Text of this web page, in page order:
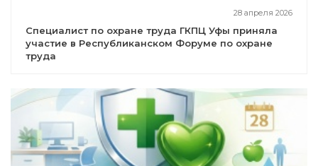
28 апреля 2026
Специалист по охране труда ГКПЦ Уфы приняла
участие в Республиканском Форуме по охране
труда